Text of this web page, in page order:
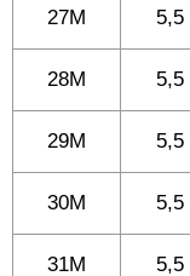
27M 5,5
28M 5,5
29M 5,5
30M 5,5
31M 5,5